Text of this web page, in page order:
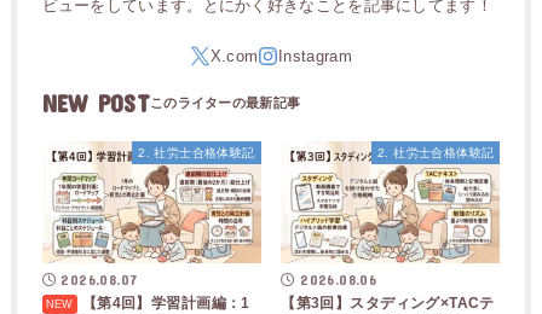
ビューをしています。とにかく好きなことを記事にしてます！
NEW POST
2. 社労士合格体験記
2026.08.07
【第4回】学習計画編：1
2. 社労士合格体験記
2026.08.06
【第3回】スタディング×TACテ